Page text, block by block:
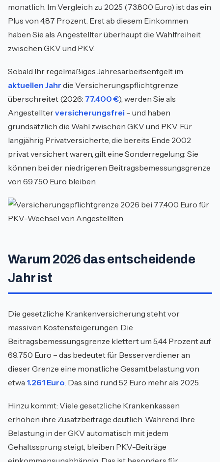
monatlich. Im Vergleich zu 2025 (73.800 Euro) ist das ein
Plus von 4,87 Prozent. Erst ab diesem Einkommen
haben Sie als Angestellter überhaupt die Wahlfreiheit
zwischen GKV und PKV.
Sobald Ihr regelmäßiges Jahresarbeitsentgelt im
aktuellen Jahr die Versicherungspflichtgrenze
überschreitet (2026: 77.400 €), werden Sie als
Angestellterversicherungsfrei – und haben
grundsätzlich die Wahl zwischen GKV und PKV. Für
langjährig Privatversicherte, die bereits Ende 2002
privat versichert waren, gilt eine Sonderregelung: Sie
können bei der niedrigeren Beitragsbemessungsgrenze
von 69.750 Euro bleiben.
Warum 2026 das entscheidende
Jahr ist
Die gesetzliche Krankenversicherung steht vor
massiven Kostensteigerungen. Die
Beitragsbemessungsgrenze klettert um 5,44 Prozent auf
69.750 Euro – das bedeutet für Besserverdiener an
dieser Grenze eine monatliche Gesamtbelastung von
etwa 1.261 Euro . Das sind rund 52 Euro mehr als 2025.
Hinzu kommt: Viele gesetzliche Krankenkassen
erhöhen ihre Zusatzbeiträge deutlich. Während Ihre
Belastung in der GKV automatisch mit jedem
Gehaltssprung steigt, bleiben PKV-Beiträge